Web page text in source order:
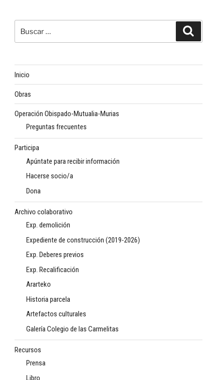
por:
Inicio
Obras
Operación Obispado-Mutualia-Murias
Preguntas frecuentes
Participa
Apúntate para recibir información
Hacerse socio/a
Dona
Archivo colaborativo
Exp. demolición
Expediente de construcción (2019-2026)
Exp. Deberes previos
Exp. Recalificación
Ararteko
Historia parcela
Artefactos culturales
Galería Colegio de las Carmelitas
Recursos
Prensa
Libro